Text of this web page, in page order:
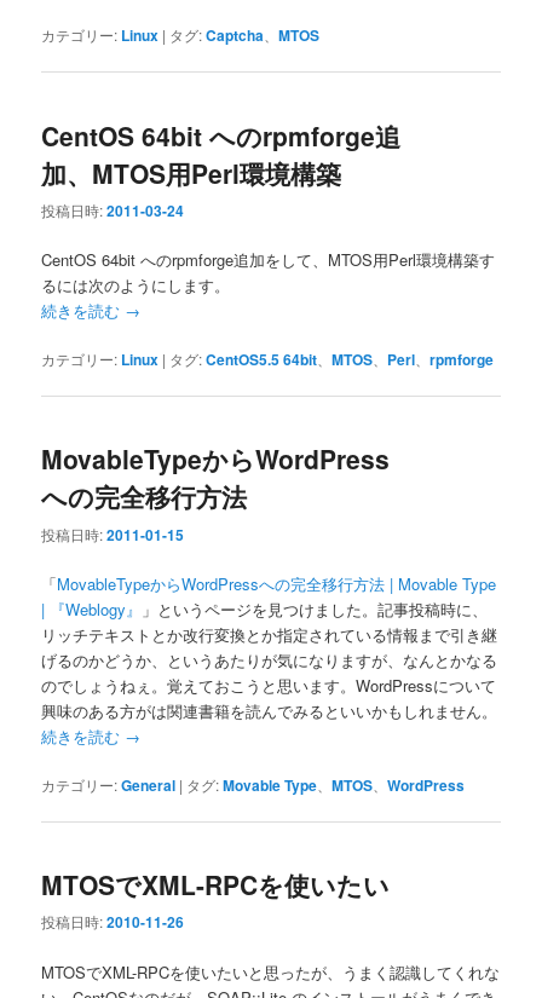
カテゴリー: Linux | タグ:Captcha 、MTOS
CentOS 64bit へのrpmforge追
加、MTOS用Perl環境構築
投稿日時:2011-03-24
CentOS 64bit へのrpmforge追加をして、MTOS用Perl環境構築す
るには次のようにします。
続きを読む →
カテゴリー: Linux | タグ:CentOS5.5 64bit 、MTOS Perl 、rpmforge
MovableTypeからWordPress
への完全移行方法
投稿日時:2011-01-15
「MovableTypeからWordPressへの完全移行方法 | Movable Type
| 『Weblogy』
」というページを見つけました。記事投稿時に、
リッチテキストとか改行変換とか指定されている情報まで引き継
げるのかどうか、というあたりが気になりますが、なんとかなる
のでしょうねぇ。覚えておこうと思います。WordPressについて
興味のある方がは関連書籍を読んでみるといいかもしれません。
続きを読む →
カテゴリー:General | タグ:Movable Type 、MTOS 、WordPress
MTOSでXML-RPCを使いたい
投稿日時:2010-11-26
MTOSでXML-RPCを使いたいと思ったが、うまく認識してくれな